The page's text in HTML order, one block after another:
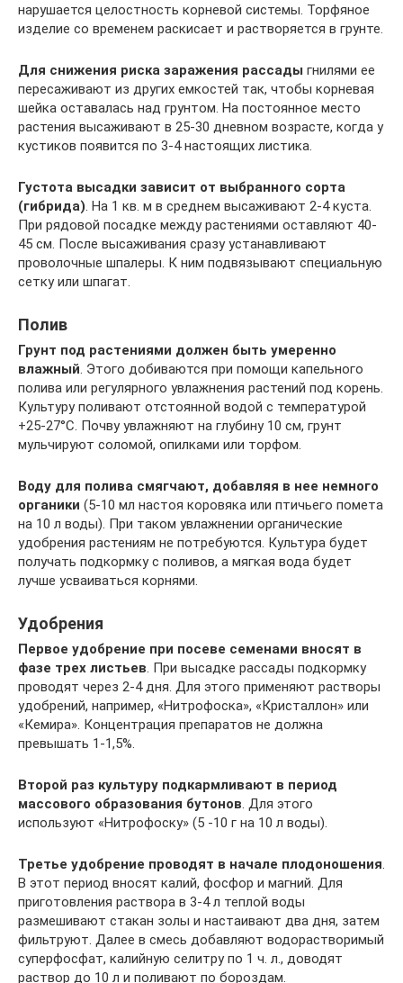
нарушается целостность корневой системы. Торфяное
изделие со временем раскисает и растворяется в грунте.
Для снижения риска заражения рассады гнилями ее
пересаживают из других емкостей так, чтобы корневая
шейка оставалась над грунтом. На постоянное место
растения высаживают в 25-30 дневном возрасте, когда у
кустиков появится по 3-4 настоящих листика.
Густота высадки зависит от выбранного сорта
(гибрида). На 1 кв. м в среднем высаживают 2-4 куста.
При рядовой посадке между растениями оставляют 40-
45 см. После высаживания сразу устанавливают
проволочные шпалеры. К ним подвязывают специальную
сетку или шпагат.
Полив
Грунт под растениями должен быть умеренно
влажный. Этого добиваются при помощи капельного
полива или регулярного увлажнения растений под корень.
Культуру поливают отстоянной водой с температурой
+25-27°С. Почву увлажняют на глубину 10 см, грунт
мульчируют соломой, опилками или торфом.
Воду для полива смягчают, добавляя в нее немного
органики (5-10 мл настоя коровяка или птичьего помета
на 10 л воды). При таком увлажнении органические
удобрения растениям не потребуются. Культура будет
получать подкормку с поливов, а мягкая вода будет
лучше усваиваться корнями.
Удобрения
Первое удобрение при посеве семенами вносят в
фазе трех листьев. При высадке рассады подкормку
проводят через 2-4 дня. Для этого применяют растворы
удобрений, например, «Нитрофоска», «Кристаллон» или
«Кемира». Концентрация препаратов не должна
превышать 1-1,5%.
Второй раз культуру подкармливают в период
массового образования бутонов. Для этого
используют «Нитрофоску» (5 -10 г на 10 л воды).
Третье удобрение проводят в начале плодоношения.
В этот период вносят калий, фосфор и магний. Для
приготовления раствора в 3-4 л теплой воды
размешивают стакан золы и настаивают два дня, затем
фильтруют. Далее в смесь добавляют водорастворимый
суперфосфат, калийную селитру по 1 ч. л., доводят
раствор до 10 л и поливают по бороздам.